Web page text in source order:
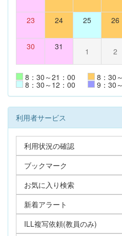
23 24 25 26
30 31 1 2
8：30～21：00 8：30
8：30～12：00 9：30
利用者サービス
利用状況の確認
ブックマーク
お気に入り検索
新着アラート
ILL複写依頼(教員のみ)